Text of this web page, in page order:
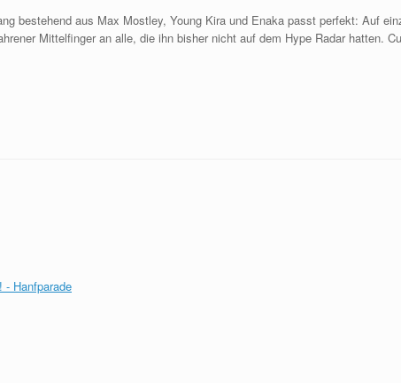
bestehend aus Max Mostley, Young Kira und Enaka passt perfekt: Auf
Mittelfinger an alle, die ihn bisher nicht auf dem Hype Radar hatten.
- Hanfparade